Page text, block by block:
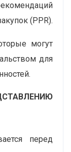
(PPR).
могут
для
перед